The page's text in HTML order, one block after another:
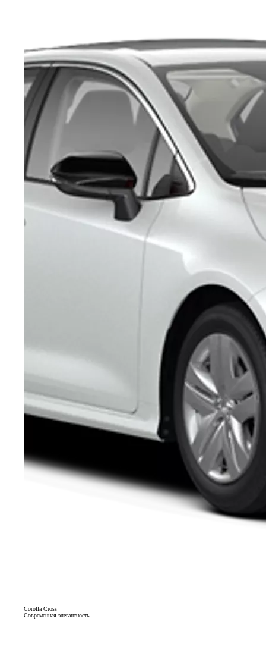
Corolla Cross
Современная элегантность